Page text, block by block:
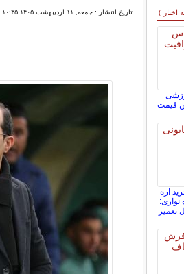
تاریخ انتشار : جمعه, ۱۱ اردیبهشت ۱۴۰۵ ۱۰:۳۵ اخبار )
قیمت
اره
نواری:
تعمیر